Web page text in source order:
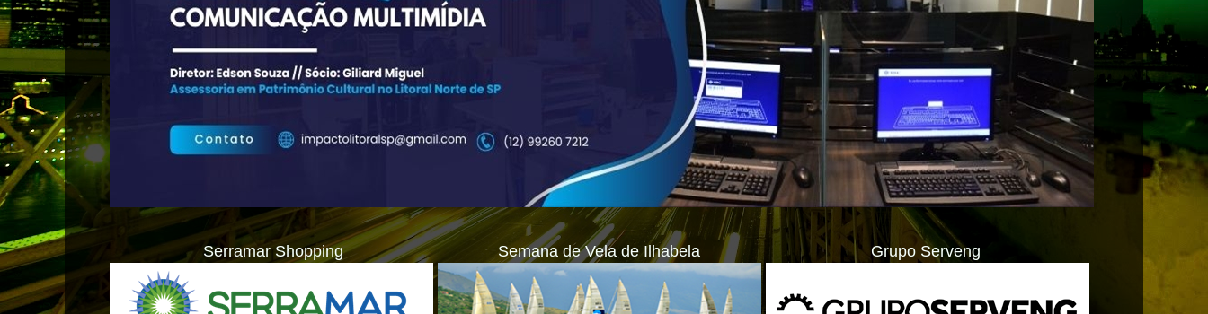
Serramar Shopping Semana de Vela de Ilhabela Grupo Serveng